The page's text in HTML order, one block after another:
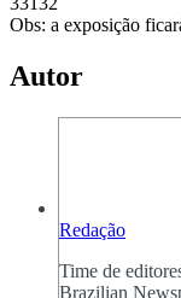
Obs: a exposição
Autor
Redação
Time de
Brazilian